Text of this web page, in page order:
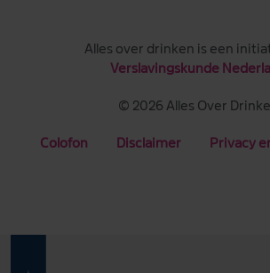
© 2026 Alles Over
Alles over drinken is een
Verslavingskunde
Colofon Disclaimer Privacy